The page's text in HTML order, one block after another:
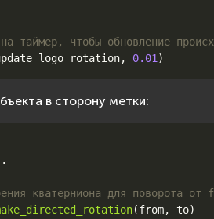
таймер, чтобы обновление
, 0.01)
в сторону метки:
кватерниона для поворота
(from, to)